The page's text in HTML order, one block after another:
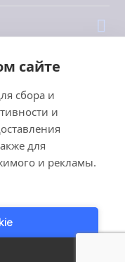
сайте
сбора и
и
для
и рекламы.
Terms